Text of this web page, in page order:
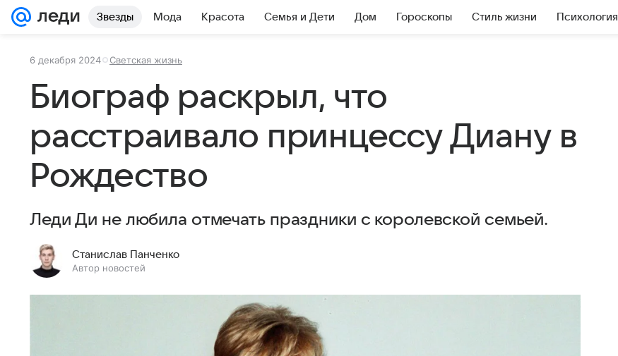
Звезды Мода Красота Семья и Дети Дом Гороскопы Стиль жизни Психология
6 декабря 2024 Светская жизнь
Биограф раскрыл, что
расстраивало принцессу Диану в
Рождество
Леди Ди не любила отмечать праздники с королевской семьей.
Станислав Панченко
Автор новостей